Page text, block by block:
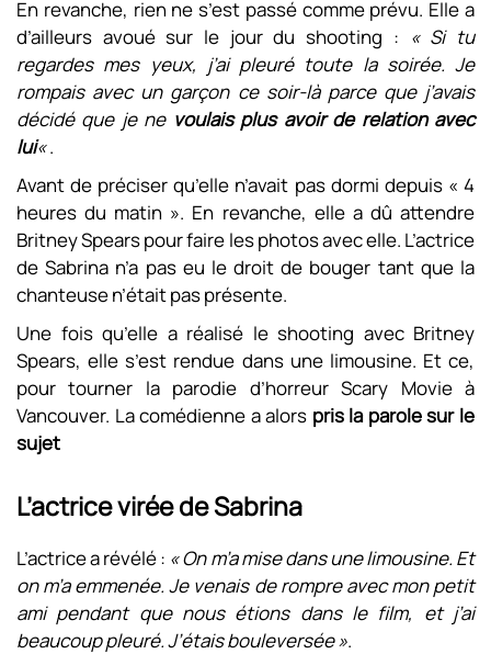
En revanche, rien ne s’est passé comme prévu. Elle a
d’ailleurs avoué sur le jour du shooting : « Si tu
regardes mes yeux, j’ai pleuré toute la soirée. Je
rompais avec un garçon ce soir-là parce que j’avais
décidé que je ne voulais plus avoir de relation avec
lui«.
Avant de préciser qu’elle n’avait pas dormi depuis « 4
heures du matin ». En revanche, elle a dû attendre
Britney Spears pour faire les photos avec elle. L’actrice
de Sabrina n’a pas eu le droit de bouger tant que la
chanteuse n’était pas présente.
Une fois qu’elle a réalisé le shooting avec Britney
Spears, elle s’est rendue dans une limousine. Et ce,
pour tourner la parodie d’horreur Scary Movie à
Vancouver. La comédienne a alors pris la parole sur le
sujet
L’actrice virée de Sabrina
L’actrice a révélé : « On m’a mise dans une limousine. Et
on m’a emmenée. Je venais de rompre avec mon petit
ami pendant que nous étions dans le film, et j’ai
beaucoup pleuré. J’étais bouleversée ».